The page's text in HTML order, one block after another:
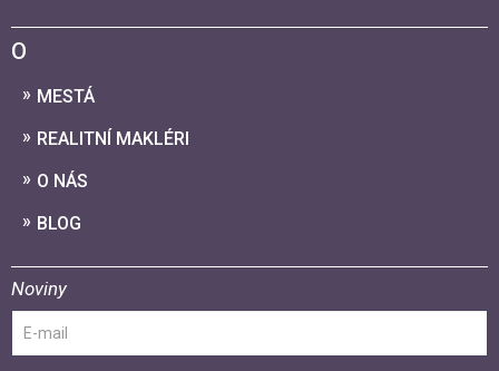
O
MESTÁ
REALITNÍ MAKLÉRI
O NÁS
BLOG
Noviny